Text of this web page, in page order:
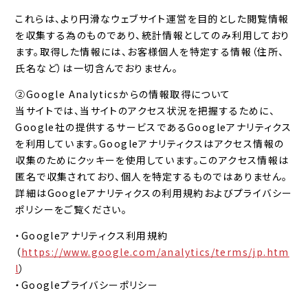
これらは、より円滑なウェブサイト運営を目的とした閲覧情報
を収集する為のものであり、統計情報としてのみ利用しており
ます。取得した情報には、お客様個人を特定する情報（住所、
氏名など）は一切含んでおりません。
②Google Analyticsからの情報取得について
当サイトでは、当サイトのアクセス状況を把握するために、
Google社の提供するサービスであるGoogleアナリティクス
を利用しています。Googleアナリティクスはアクセス情報の
収集のためにクッキーを使用しています。このアクセス情報は
匿名で収集されており、個人を特定するものではありません。
詳細はGoogleアナリティクスの利用規約およびプライバシー
ポリシーをご覧ください。
・Googleアナリティクス利用規約
（https://www.google.com/analytics/terms/jp.htm
l）
・Googleプライバシーポリシー